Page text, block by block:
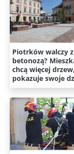
Piotrków walczy z
betonozą?
chcą więcej
pokazuje swoje